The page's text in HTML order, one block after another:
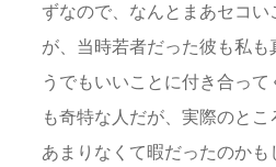
ずなので、なんとまあセコ
が、当時若者だった彼も私
うでもいいことに付き合って
も奇特な人だが、実際のと
あまりなくて暇だったのかも